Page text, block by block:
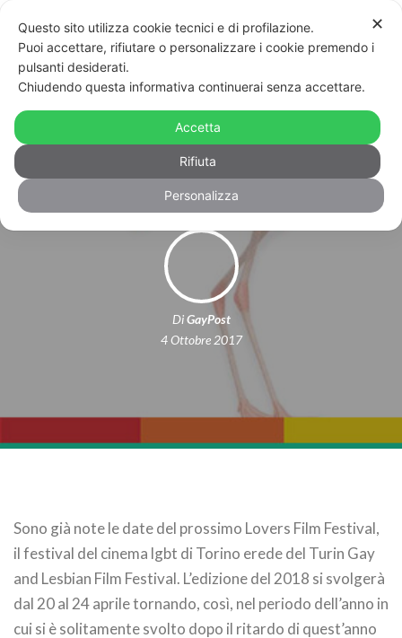
Torino: il Lovers Film Festival 2018 si
annuncia pieno di novità
DiGayPost
4 Ottobre 2017
Sono già note le date del prossimo Lovers Film Festival,
il festival del cinema lgbt di Torino erede del Turin Gay
and Lesbian Film Festival. L’edizione del 2018 si svolgerà
dal 20 al 24 aprile tornando, così, nel periodo dell’anno in
cui si è solitamente svolto dopo il ritardo di quest’anno
✕
Questo sito utilizza cookie tecnici e di profilazione.
Puoi accettare, rifiutare o personalizzare i cookie premendo i
pulsanti desiderati.
Chiudendo questa informativa continuerai senza accettare.
Accetta
Rifiuta
Personalizza